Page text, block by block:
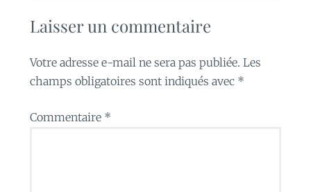
Laisser un commentaire
Votre adresse e-mail ne sera pas publiée. Les
champs obligatoires sont indiqués avec *
Commentaire *